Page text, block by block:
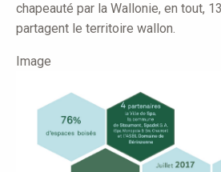
chapeauté par la Wallonie, en tout,
partagent le territoire wallon.
Image